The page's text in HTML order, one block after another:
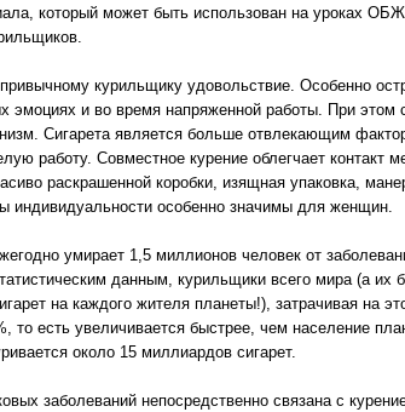
который может быть использован на уроках
курильщику удовольствие. Особенно
эмоциях и во время напряженной работы. При этом
Сигарета является больше отвлекающим
работу. Совместное курение облегчает
раскрашенной коробки, изящная упаковка,
индивидуальности особенно значимы для женщин.
умирает 1,5 миллионов человек от
данным, курильщики всего мира (а их
на каждого жителя планеты!), затрачивая на
то есть увеличивается быстрее, чем население
около 15 миллиардов сигарет.
заболеваний непосредственно связана с